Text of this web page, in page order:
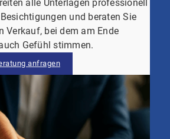
alle Unterlagen professionell
und beraten Sie
Verkauf, bei dem am Ende
Gefühl stimmen.
anfragen